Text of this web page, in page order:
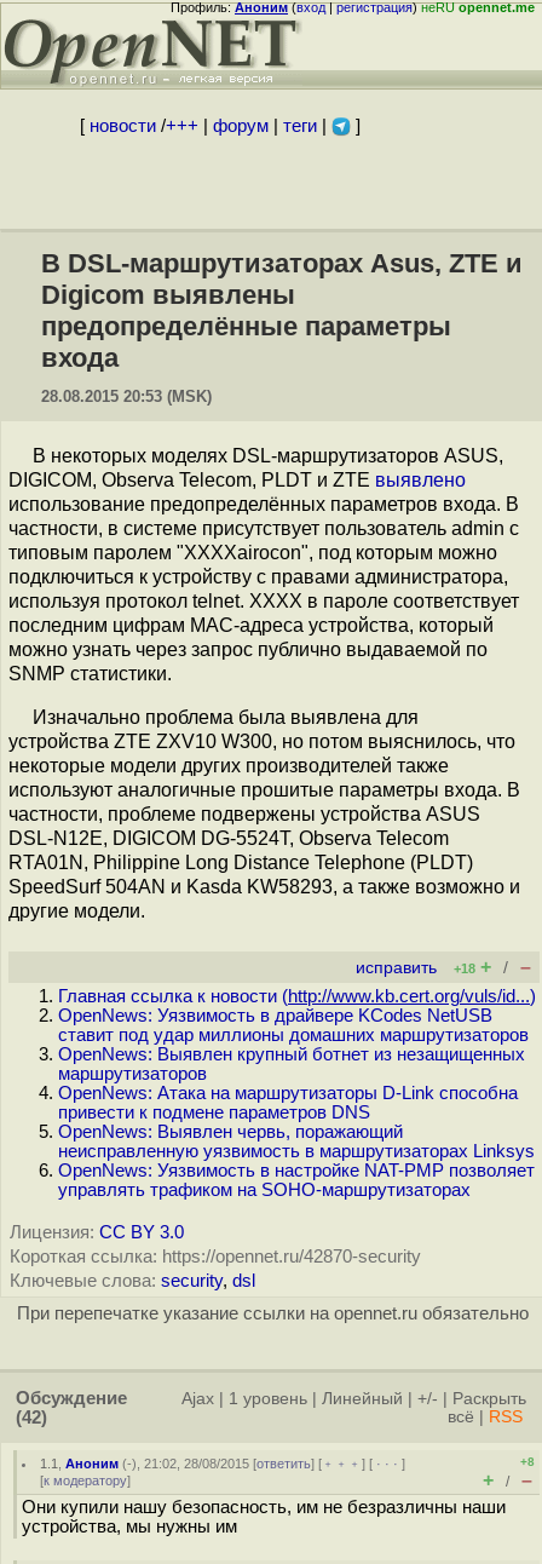
Профиль:Аноним(вход|регистрация)неRUopennet.me
[ новости/+++ форум| теги| ]
В DSL-маршрутизаторах Asus, ZTE и
Digicom выявлены
предопределённые параметры
входа
28.08.2015 20:53 (MSK)
В некоторых моделях DSL-маршрутизаторов ASUS,
DIGICOM, Observa Telecom, PLDT и ZTE выявлено
использование предопределённых параметров входа. В
частности, в системе присутствует пользователь admin с
типовым паролем "XXXXairocon", под которым можно
подключиться к устройству c правами администратора,
используя протокол telnet. XXXX в пароле соответствует
последним цифрам MAC-адреса устройства, который
можно узнать через запрос публично выдаваемой по
SNMP статистики.
Изначально проблема была выявлена для
устройства ZTE ZXV10 W300, но потом выяснилось, что
некоторые модели других производителей также
используют аналогичные прошитые параметры входа. В
частности, проблеме подвержены устройства ASUS
DSL-N12E, DIGICOM DG-5524T, Observa Telecom
RTA01N, Philippine Long Distance Telephone (PLDT)
SpeedSurf 504AN и Kasda KW58293, а также возможно и
другие модели.
исправить +18 + / –
Главная ссылка к новости (http://www.kb.cert.org/vuls/id...)
OpenNews: Уязвимость в драйвере KCodes NetUSB
ставит под удар миллионы домашних маршрутизаторов
OpenNews: Выявлен крупный ботнет из незащищенных
маршрутизаторов
OpenNews: Атака на маршрутизаторы D-Link способна
привести к подмене параметров DNS
OpenNews: Выявлен червь, поражающий
неисправленную уязвимость в маршрутизаторах Linksys
OpenNews: Уязвимость в настройке NAT-PMP позволяет
управлять трафиком на SOHO-маршрутизаторах
Лицензия: CC BY 3.0
Короткая ссылка: https://opennet.ru/42870-security
Ключевые слова: security, dsl
При перепечатке указание ссылки на opennet.ru обязательно
Обсуждение
(42)
Ajax 1 уровень Линейный +/-
Раскрыть
всё
RSS
1.1 ,Аноним (-), 21:02, 28/08/2015 [ответить] [ ﹢﹢﹢] [ · · ·]
[к модератору]
+8
+ / –
Они купили нашу безопасность, им не безразличны наши
устройства, мы нужны им